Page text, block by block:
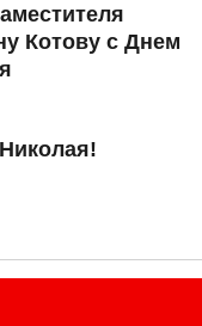
Котову с Днем